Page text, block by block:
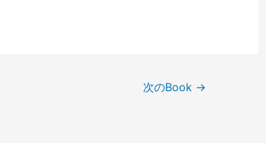
次のBook →